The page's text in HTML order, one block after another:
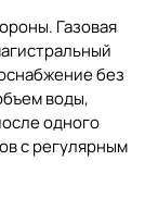
Газовая
без
воды,
одного
с регулярным